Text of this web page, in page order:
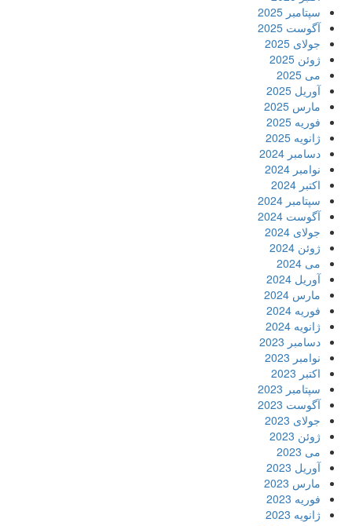
سپتامبر 2025
آگوست 2025
جولای 2025
ژوئن 2025
می 2025
آوریل 2025
مارس 2025
فوریه 2025
ژانویه 2025
دسامبر 2024
نوامبر 2024
اکتبر 2024
سپتامبر 2024
آگوست 2024
جولای 2024
ژوئن 2024
می 2024
آوریل 2024
مارس 2024
فوریه 2024
ژانویه 2024
دسامبر 2023
نوامبر 2023
اکتبر 2023
سپتامبر 2023
آگوست 2023
جولای 2023
ژوئن 2023
می 2023
آوریل 2023
مارس 2023
فوریه 2023
ژانویه 2023